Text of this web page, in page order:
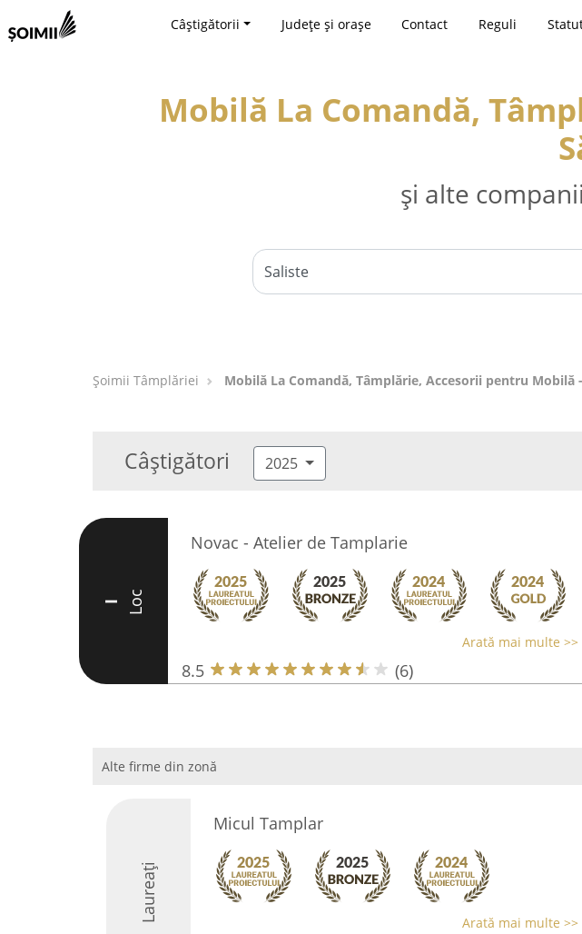
Câștigătorii Județe și orașe Contact Reguli
Mobilă La Comandă,
și alte
Șoimii Tâmplăriei Mobilă La Comandă, Tâmplărie, Accesorii pentru Mobilă
Câștigători 2025
I Loc
Novac - Atelier de Tamplarie
Arată mai multe >>
8.5 (6)
Alte firme din zonă
Laureați
Micul Tamplar
Arată mai multe >>